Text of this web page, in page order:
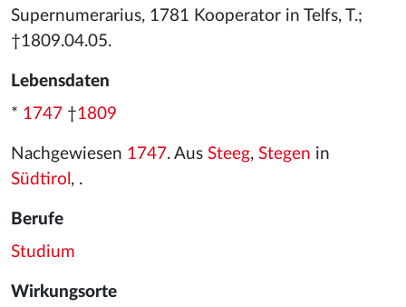
Supernumerarius, 1781 Kooperator in Telfs, T.;
†1809.04.05.
Lebensdaten
* 1747 †1809
Nachgewiesen 1747. Aus Steeg, Stegen in
Südtirol , .
Berufe
Studium
Wirkungsorte